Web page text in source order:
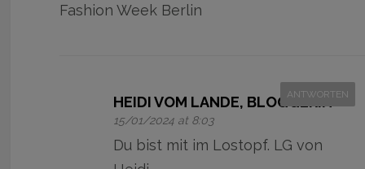
Fashion Week Berlin
HEIDI VOM LANDE, BLOGGERIN
15/01/2024 at 8:03
ANTWORTEN
Du bist mit im Lostopf. LG von